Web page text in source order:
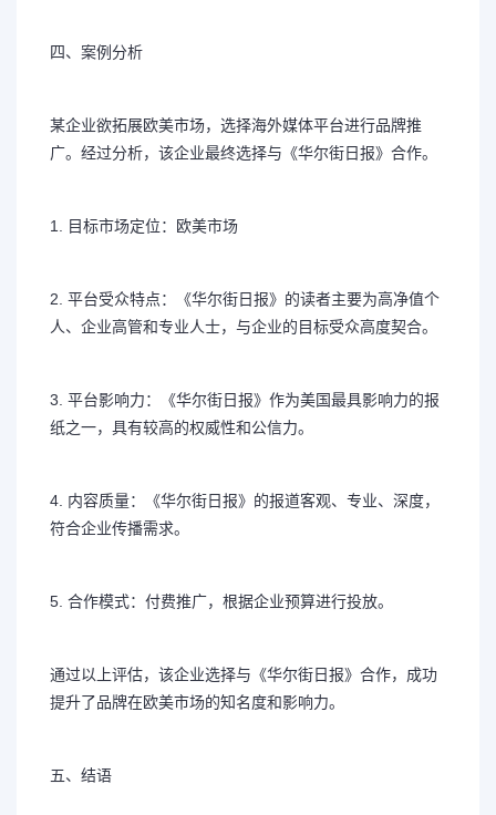
四、案例分析
某企业欲拓展欧美市场，选择海外媒体平台进行品牌推
广。经过分析，该企业最终选择与《华尔街日报》合作。
1. 目标市场定位：欧美市场
2. 平台受众特点：《华尔街日报》的读者主要为高净值个
人、企业高管和专业人士，与企业的目标受众高度契合。
3. 平台影响力：《华尔街日报》作为美国最具影响力的报
纸之一，具有较高的权威性和公信力。
4. 内容质量：《华尔街日报》的报道客观、专业、深度，
符合企业传播需求。
5. 合作模式：付费推广，根据企业预算进行投放。
通过以上评估，该企业选择与《华尔街日报》合作，成功
提升了品牌在欧美市场的知名度和影响力。
五、结语